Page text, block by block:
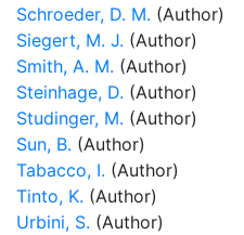
Schroeder, D. M. (Author)
Siegert, M. J. (Author)
Smith, A. M. (Author)
Steinhage, D. (Author)
Studinger, M. (Author)
Sun, B. (Author)
Tabacco, I. (Author)
Tinto, K. (Author)
Urbini, S. (Author)